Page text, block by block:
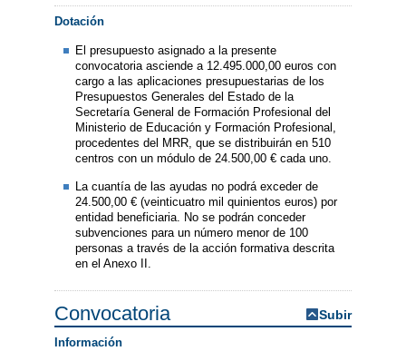
Dotación
El presupuesto asignado a la presente
convocatoria asciende a 12.495.000,00 euros con
cargo a las aplicaciones presupuestarias de los
Presupuestos Generales del Estado de la
Secretaría General de Formación Profesional del
Ministerio de Educación y Formación Profesional,
procedentes del MRR, que se distribuirán en 510
centros con un módulo de 24.500,00 € cada uno.
La cuantía de las ayudas no podrá exceder de
24.500,00 € (veinticuatro mil quinientos euros) por
entidad beneficiaria. No se podrán conceder
subvenciones para un número menor de 100
personas a través de la acción formativa descrita
en el Anexo II.
Convocatoria Subir
Información